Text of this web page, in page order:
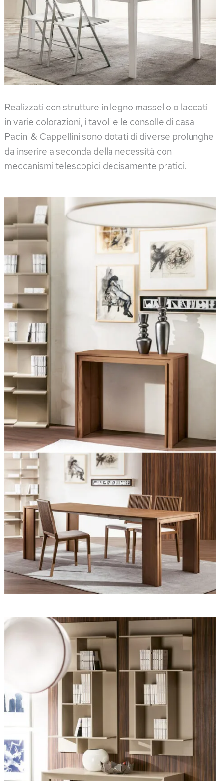
Realizzati con strutture in legno massello o laccati
in varie colorazioni, i tavoli e le consolle di casa
Pacini & Cappellini sono dotati di diverse prolunghe
da inserire a seconda della necessità con
meccanismi telescopici decisamente pratici.